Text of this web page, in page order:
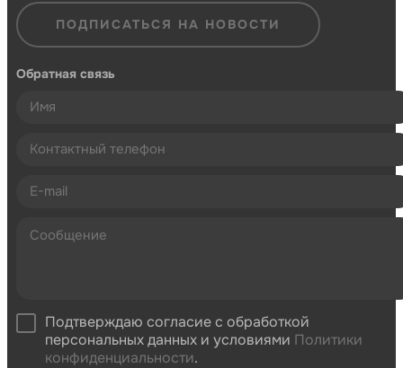
ПОДПИСАТЬСЯ НА НОВОСТИ
Обратная связь
Подтверждаю согласие с обработкой
персональных данных и условиями Политики
конфиденциальности.